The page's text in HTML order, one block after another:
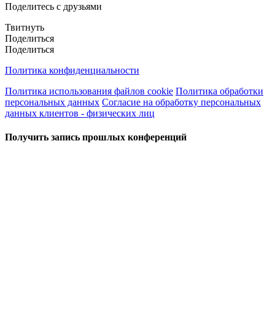
Поделитесь с друзьями
Твитнуть
Поделиться
Поделиться
Политика конфиденциальности
Политика использования файлов cookie Политика обработки
персональных данных Согласие на обработку персональных
данных клиентов - физических лиц
Получить запись прошлых конференций